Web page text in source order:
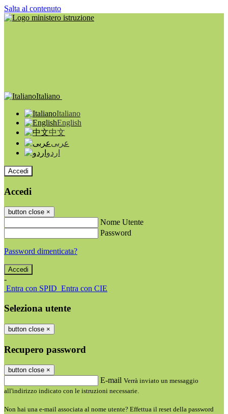
Salta al contenuto
Italiano
Italiano
English
中文
عربى
اردو
Accedi
Accedi
button close ×
Nome Utente
Password
Password dimenticata?
-
Entra con SPID Entra con CIE
Seleziona utente
button close ×
Recupero password
button close ×
E-mail Verrà inviato un messaggio
all'indirizzo indicato con le istruzioni necessarie.
Non hai una e-mail associata al nome utente? Effettua il reset della password